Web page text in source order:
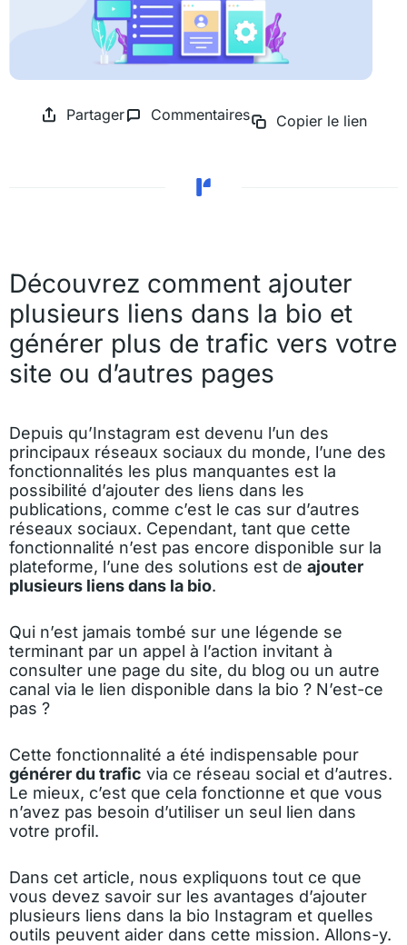
Partager Commentaires Copier le lien
Découvrez comment ajouter
plusieurs liens dans la bio et
générer plus de trafic vers votre
site ou d’autres pages
Depuis qu’Instagram est devenu l’un des
principaux réseaux sociaux du monde, l’une des
fonctionnalités les plus manquantes est la
possibilité d’ajouter des liens dans les
publications, comme c’est le cas sur d’autres
réseaux sociaux. Cependant, tant que cette
fonctionnalité n’est pas encore disponible sur la
plateforme, l’une des solutions est de ajouter
plusieurs liens dans la bio.
Qui n’est jamais tombé sur une légende se
terminant par un appel à l’action invitant à
consulter une page du site, du blog ou un autre
canal via le lien disponible dans la bio ? N’est-ce
pas ?
Cette fonctionnalité a été indispensable pour
générer du trafic via ce réseau social et d’autres.
Le mieux, c’est que cela fonctionne et que vous
n’avez pas besoin d’utiliser un seul lien dans
votre profil.
Dans cet article, nous expliquons tout ce que
vous devez savoir sur les avantages d’ajouter
plusieurs liens dans la bio Instagram et quelles
outils peuvent aider dans cette mission. Allons-y.